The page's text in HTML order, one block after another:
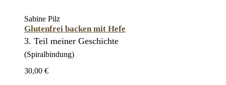
Sabine Pilz
Glutenfrei backen mit Hefe
3. Teil meiner Geschichte
(Spiralbindung)
30,00 €